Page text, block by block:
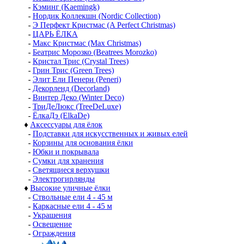
- Кэминг (Kaemingk)
- Нордик Коллекшн (Nordic Collection)
- Э Перфект Кристмас (A Perfect Christmas)
- ЦАРЬ ЁЛКА
- Макс Кристмас (Max Christmas)
- Беатрис Морозко (Beatrees Morozko)
- Кристал Трис (Crystal Trees)
- Грин Трис (Green Trees)
- Элит Ели Пенери (Peneri)
- Декорленд (Decorland)
- Винтер Деко (Winter Deco)
- ТриДеЛюкс (TreeDeLuxe)
- ЁлкаДэ (ElkaDe)
♦ Аксессуары для ёлок
- Подставки для искусственных и живых елей
- Корзины для основания ёлки
- Юбки и покрывала
- Сумки для хранения
- Светящиеся верхушки
- Электрогирлянды
♦ Высокие уличные ёлки
- Ствольные ели 4 - 45 м
- Каркасные ели 4 - 45 м
- Украшения
- Освещение
- Ограждения